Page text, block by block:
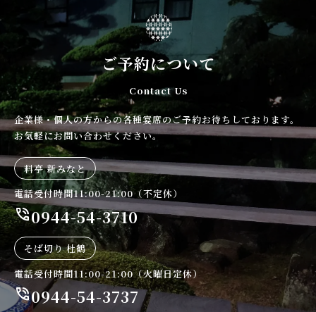
ご予約について
Contact Us
企業様・個人の方からの各種宴席のご予約お待ちしております。
お気軽にお問い合わせください。
料亭 新みなと
電話受付時間11:00-21:00（不定休）
phone_in_talk0944-54-3710
そば切り 杜鶴
電話受付時間11:00-21:00（火曜日定休）
phone_in_talk0944-54-3737